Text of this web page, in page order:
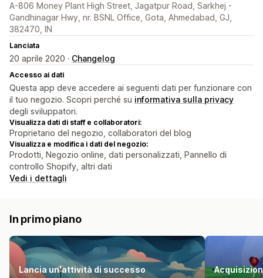
A-806 Money Plant High Street, Jagatpur Road, Sarkhej -
Gandhinagar Hwy, nr. BSNL Office, Gota, Ahmedabad, GJ,
382470, IN
Lanciata
20 aprile 2020 · Changelog
Accesso ai dati
Questa app deve accedere ai seguenti dati per funzionare con
il tuo negozio. Scopri perché su informativa sulla privacy
degli sviluppatori.
Visualizza dati di staff e collaboratori:
Proprietario del negozio, collaboratori del blog
Visualizza e modifica i dati del negozio:
Prodotti, Negozio online, dati personalizzati, Pannello di
controllo Shopify, altri dati
Vedi i dettagli
In primo piano
Lancia un'attività di successo